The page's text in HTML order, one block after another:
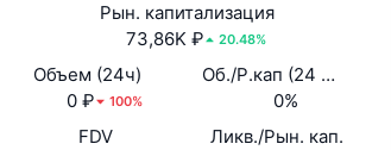
Рын. капитализация
73,86K ₽
20.48%
Объем (24ч)
0 ₽
100%
Об./Р.кап (24 ч.)
0%
FDV
Ликв./Рын. кап.